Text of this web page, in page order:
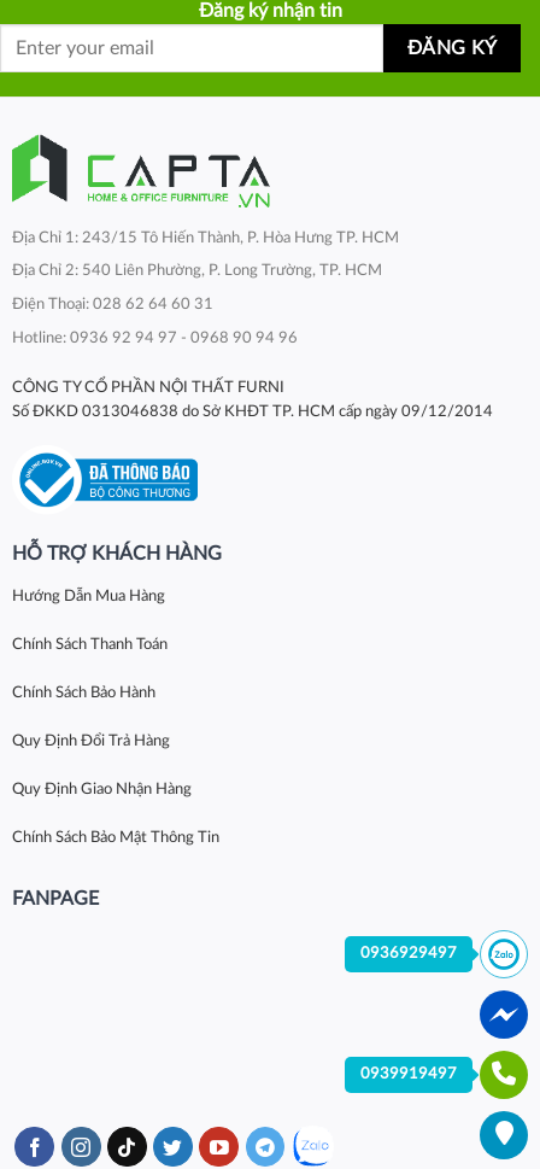
Đăng ký nhận tin
Địa Chỉ 1: 243/15 Tô Hiến Thành, P. Hòa Hưng TP. HCM
Địa Chỉ 2: 540 Liên Phường, P. Long Trường, TP. HCM
Điện Thoại: 028 62 64 60 31
Hotline: 0936 92 94 97 - 0968 90 94 96
CÔNG TY CỔ PHẦN NỘI THẤT FURNI
Số ĐKKD 0313046838 do Sở KHĐT TP. HCM cấp ngày 09/12/2014
HỖ TRỢ KHÁCH HÀNG
Hướng Dẫn Mua Hàng
Chính Sách Thanh Toán
Chính Sách Bảo Hành
Quy Định Đổi Trả Hàng
Quy Định Giao Nhận Hàng
Chính Sách Bảo Mật Thông Tin
FANPAGE
0936929497
0939919497